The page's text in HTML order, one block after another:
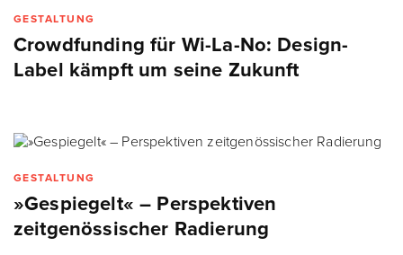
GESTALTUNG
Crowdfunding für Wi-La-No: Design-
Label kämpft um seine Zukunft
GESTALTUNG
»Gespiegelt« – Perspektiven
zeitgenössischer Radierung